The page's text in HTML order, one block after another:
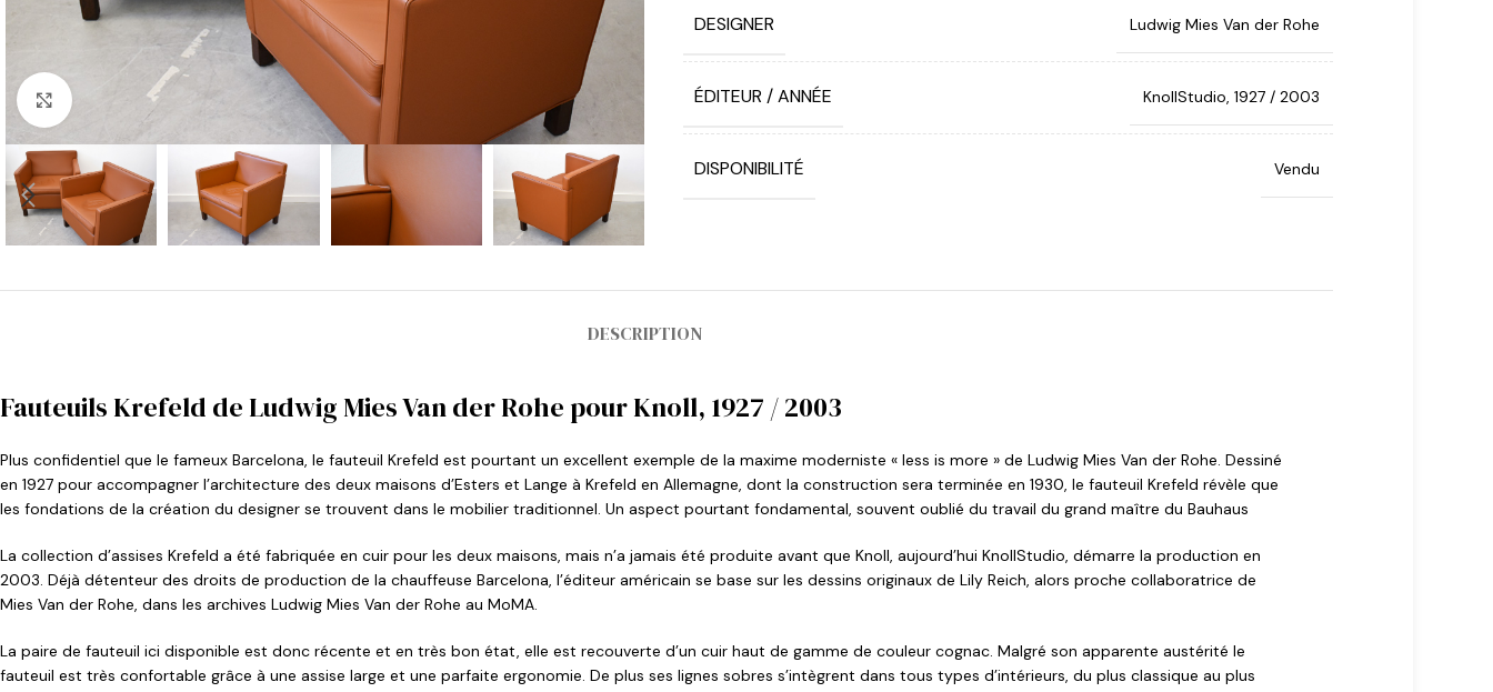
Cliquer pour agrandir
DESIGNER Ludwig Mies Van der Rohe
ÉDITEUR / ANNÉE KnollStudio, 1927 / 2003
DISPONIBILITÉ Vendu
DESCRIPTION
Fauteuils Krefeld de Ludwig Mies Van der Rohe pour Knoll, 1927 / 2003
Plus confidentiel que le fameux Barcelona, le fauteuil Krefeld est pourtant un excellent exemple de la maxime moderniste « less is more » de Ludwig Mies Van der Rohe. Dessiné
en 1927 pour accompagner l’architecture des deux maisons d’Esters et Lange à Krefeld en Allemagne, dont la construction sera terminée en 1930, le fauteuil Krefeld révèle que
les fondations de la création du designer se trouvent dans le mobilier traditionnel. Un aspect pourtant fondamental, souvent oublié du travail du grand maître du Bauhaus
La collection d’assises Krefeld a été fabriquée en cuir pour les deux maisons, mais n’a jamais été produite avant que Knoll, aujourd’hui KnollStudio, démarre la production en
2003. Déjà détenteur des droits de production de la chauffeuse Barcelona, l’éditeur américain se base sur les dessins originaux de Lily Reich, alors proche collaboratrice de
Mies Van der Rohe, dans les archives Ludwig Mies Van der Rohe au MoMA.
La paire de fauteuil ici disponible est donc récente et en très bon état, elle est recouverte d’un cuir haut de gamme de couleur cognac. Malgré son apparente austérité le
fauteuil est très confortable grâce à une assise large et une parfaite ergonomie. De plus ses lignes sobres s’intègrent dans tous types d’intérieurs, du plus classique au plus